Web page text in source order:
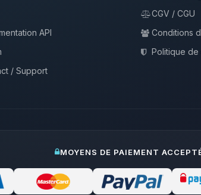
API
/ Support
CGV / CGU
Conditions
Politique
MOYENS DE PAIEMENT